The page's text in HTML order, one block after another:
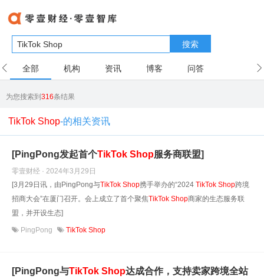
搜索
全部 机构 资讯 博客 问答
为您搜索到316条结果
TikTok Shop-的相关资讯
[PingPong发起首个TikTok Shop服务商联盟]
零壹财经 · 2024年3月29日
[3月29日讯，由PingPong与TikTok Shop携手举办的“2024 TikTok Shop跨境
招商大会”在厦门召开。会上成立了首个聚焦TikTok Shop商家的生态服务联
盟，并开设生态]
PingPong TikTok Shop
[PingPong与TikTok Shop达成合作，支持卖家跨境全站